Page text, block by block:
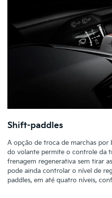
Shift-paddles
A opção de troca de marchas
do volante permite o controle da
frenagem regenerativa sem tirar
pode ainda controlar o nível de
paddles, em até quatro níveis,